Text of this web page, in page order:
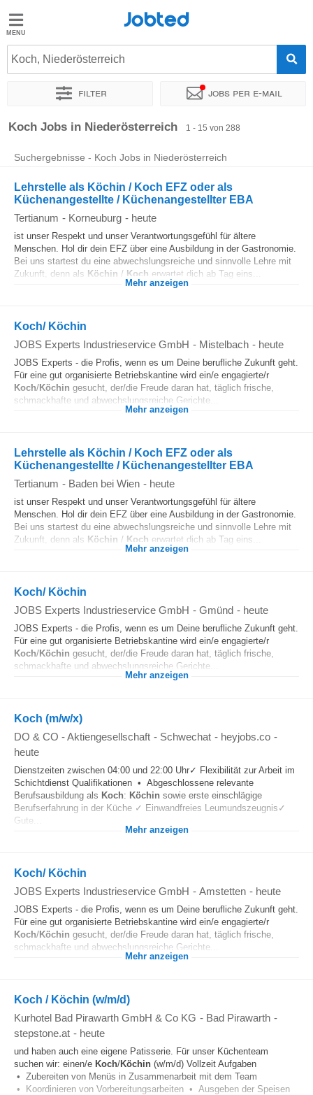
Jobted
Jobs
Jobted
Koch, Niederösterreich
Filter Jobs per e-mail
Sortieren nach Unternehmen Personaldienstleister
Koch Jobs in Niederösterreich 1 - 15 von 288
Suchergebnisse - Koch Jobs in Niederösterreich
Lehrstelle als Köchin / Koch EFZ oder als
Küchenangestellte / Küchenangestellter EBA
Tertianum - Korneuburg - heute
ist unser Respekt und unser Verantwortungsgefühl für ältere
Menschen. Hol dir dein EFZ über eine Ausbildung in der Gastronomie.
Bei uns startest du eine abwechslungsreiche und sinnvolle Lehre mit
Zukunft, denn als Köchin / Koch erwartet dich ab Tag eins...
Mehr anzeigen
Koch/ Köchin
JOBS Experts Industrieservice GmbH - Mistelbach - heute
JOBS Experts - die Profis, wenn es um Deine berufliche Zukunft geht.
Für eine gut organisierte Betriebskantine wird ein/e engagierte/r
Koch/Köchin gesucht, der/die Freude daran hat, täglich frische,
schmackhafte und abwechslungsreiche Gerichte...
Mehr anzeigen
Lehrstelle als Köchin / Koch EFZ oder als
Küchenangestellte / Küchenangestellter EBA
Tertianum - Baden bei Wien - heute
ist unser Respekt und unser Verantwortungsgefühl für ältere
Menschen. Hol dir dein EFZ über eine Ausbildung in der Gastronomie.
Bei uns startest du eine abwechslungsreiche und sinnvolle Lehre mit
Zukunft, denn als Köchin / Koch erwartet dich ab Tag eins...
Mehr anzeigen
Koch/ Köchin
JOBS Experts Industrieservice GmbH - Gmünd - heute
JOBS Experts - die Profis, wenn es um Deine berufliche Zukunft geht.
Für eine gut organisierte Betriebskantine wird ein/e engagierte/r
Koch/Köchin gesucht, der/die Freude daran hat, täglich frische,
schmackhafte und abwechslungsreiche Gerichte...
Mehr anzeigen
Koch (m/w/x)
DO & CO - Aktiengesellschaft - Schwechat - heyjobs.co -
heute
Dienstzeiten zwischen 04:00 und 22:00 Uhr✓ Flexibilität zur Arbeit im
Schichtdienst Qualifikationen • Abgeschlossene relevante
Berufsausbildung als Koch: Köchin sowie erste einschlägige
Berufserfahrung in der Küche ✓ Einwandfreies Leumundszeugnis✓
Gute...
Mehr anzeigen
Koch/ Köchin
JOBS Experts Industrieservice GmbH - Amstetten - heute
JOBS Experts - die Profis, wenn es um Deine berufliche Zukunft geht.
Für eine gut organisierte Betriebskantine wird ein/e engagierte/r
Koch/Köchin gesucht, der/die Freude daran hat, täglich frische,
schmackhafte und abwechslungsreiche Gerichte...
Mehr anzeigen
Koch / Köchin (w/m/d)
Kurhotel Bad Pirawarth GmbH & Co KG - Bad Pirawarth -
stepstone.at - heute
und haben auch eine eigene Patisserie. Für unser Küchenteam
suchen wir: einen/e Koch/Köchin (w/m/d) Vollzeit Aufgaben
• Zubereiten von Menüs in Zusammenarbeit mit dem Team
• Koordinieren von Vorbereitungsarbeiten • Ausgeben der Speisen